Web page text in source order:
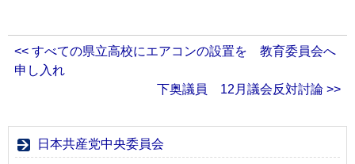
<< すべての県立高校にエアコンの設置を 教育委員会へ
申し入れ
下奥議員 12月議会反対討論 >>
日本共産党中央委員会